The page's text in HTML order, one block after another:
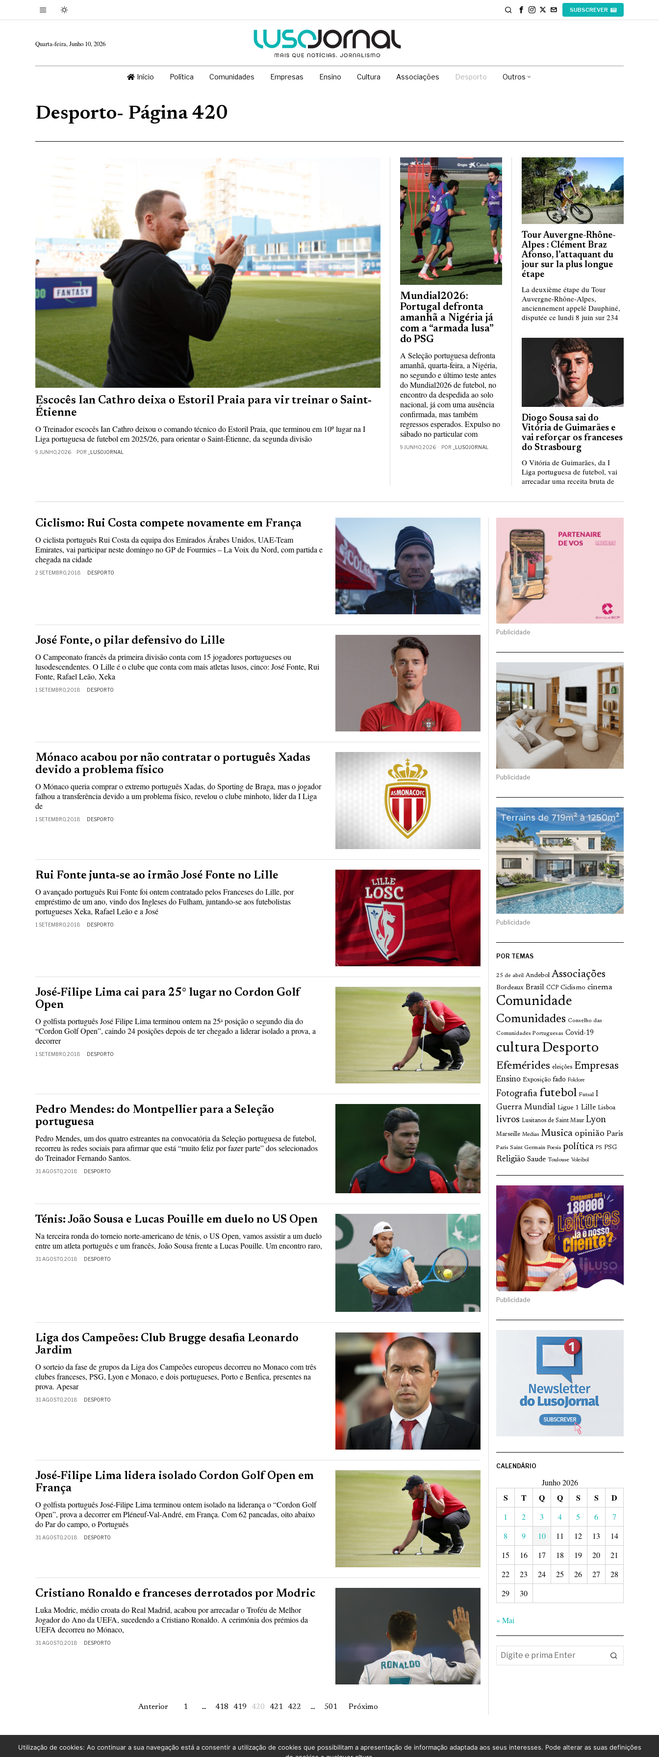
SUBSCREVER
Quarta-feira, Junho 10, 2026
Início Política Comunidades Empresas Ensino Cultura Associações Desporto Outros
Desporto- Página 420
Escocês Ian Cathro deixa o Estoril Praia para vir treinar o Saint-
Étienne
O Treinador escocês Ian Cathro deixou o comando técnico do Estoril Praia, que terminou em 10º lugar na I
Liga portuguesa de futebol em 2025/26, para orientar o Saint-Étienne, da segunda divisão
9 JUNHO, 2026 POR _LUSOJORNAL
Mundial2026:
Portugal defronta
amanhã a Nigéria já
com a “armada lusa”
do PSG
A Seleção portuguesa defronta
amanhã, quarta-feira, a Nigéria,
no segundo e último teste antes
do Mundial2026 de futebol, no
encontro da despedida ao solo
nacional, já com uma ausência
confirmada, mas também
regressos esperados. Expulso no
sábado no particular com
9 JUNHO, 2026 POR _LUSOJORNAL
Tour Auvergne-Rhône-
Alpes : Clément Braz
Afonso, l’attaquant du
jour sur la plus longue
étape
La deuxième étape du Tour
Auvergne-Rhône-Alpes,
anciennement appelé Dauphiné,
disputée ce lundi 8 juin sur 234
Diogo Sousa sai do
Vitória de Guimarães e
vai reforçar os franceses
do Strasbourg
O Vitória de Guimarães, da I
Liga portuguesa de futebol, vai
arrecadar uma receita bruta de
Ciclismo: Rui Costa compete novamente em França
O ciclista português Rui Costa da equipa dos Emirados Árabes Unidos, UAE-Team
Emirates, vai participar neste domingo no GP de Fourmies – La Voix du Nord, com partida e
chegada na cidade
2 SETEMBRO, 2018 DESPORTO
José Fonte, o pilar defensivo do Lille
O Campeonato francês da primeira divisão conta com 15 jogadores portugueses ou
lusodescendentes. O Lille é o clube que conta com mais atletas lusos, cinco: José Fonte, Rui
Fonte, Rafael Leão, Xeka
1 SETEMBRO, 2018 DESPORTO
Mónaco acabou por não contratar o português Xadas
devido a problema físico
O Mónaco queria comprar o extremo português Xadas, do Sporting de Braga, mas o jogador
falhou a transferência devido a um problema físico, revelou o clube minhoto, líder da I Liga
de
1 SETEMBRO, 2018 DESPORTO
Rui Fonte junta-se ao irmão José Fonte no Lille
O avançado português Rui Fonte foi ontem contratado pelos Franceses do Lille, por
empréstimo de um ano, vindo dos Ingleses do Fulham, juntando-se aos futebolistas
portugueses Xeka, Rafael Leão e a José
1 SETEMBRO, 2018 DESPORTO
José-Filipe Lima cai para 25° lugar no Cordon Golf
Open
O golfista português José Filipe Lima terminou ontem na 25ᵃ posição o segundo dia do
“Cordon Golf Open”, caindo 24 posições depois de ter chegado a liderar isolado a prova, a
decorrer
1 SETEMBRO, 2018 DESPORTO
Pedro Mendes: do Montpellier para a Seleção
portuguesa
Pedro Mendes, um dos quatro estreantes na convocatória da Seleção portuguesa de futebol,
recorreu às redes sociais para afirmar que está “muito feliz por fazer parte” dos selecionados
do Treinador Fernando Santos.
31 AGOSTO, 2018 DESPORTO
Ténis: João Sousa e Lucas Pouille em duelo no US Open
Na terceira ronda do torneio norte-americano de ténis, o US Open, vamos assistir a um duelo
entre um atleta português e um francês, João Sousa frente a Lucas Pouille. Um encontro raro,
31 AGOSTO, 2018 DESPORTO
Liga dos Campeões: Club Brugge desafia Leonardo
Jardim
O sorteio da fase de grupos da Liga dos Campeões europeus decorreu no Monaco com três
clubes franceses, PSG, Lyon e Monaco, e dois portugueses, Porto e Benfica, presentes na
prova. Apesar
31 AGOSTO, 2018 DESPORTO
José-Filipe Lima lidera isolado Cordon Golf Open em
França
O golfista português José-Filipe Lima terminou ontem isolado na liderança o “Cordon Golf
Open”, prova a decorrer em Pléneuf-Val-André, em França. Com 62 pancadas, oito abaixo
do Par do campo, o Português
31 AGOSTO, 2018 DESPORTO
Cristiano Ronaldo e franceses derrotados por Modric
Luka Modric, médio croata do Real Madrid, acabou por arrecadar o Troféu de Melhor
Jogador do Ano da UEFA, sucedendo a Cristiano Ronaldo. A cerimónia dos prémios da
UEFA decorreu no Mónaco,
31 AGOSTO, 2018 DESPORTO
Anterior 1 … 418 419 420 421 422 … 501 Próximo
Publicidade
Publicidade
Publicidade
POR TEMAS
25 de abril Andebol Associações
Bordeaux Brasil CCP Ciclismo cinema
Comunidade
Comunidades Conselho das
Comunidades Portuguesas Covid-19
culturaDesporto
Efemérides eleições Empresas
Ensino Exposição fado Folclore
Fotografia futebol Futsal I
Guerra Mundial Ligue 1 Lille Lisboa
livros Lusitanos de Saint Maur Lyon
Marseille Medias Musica opinião Paris
Paris Saint Germain Poesia política PS PSG
Religião Saude Toulouse Voleibol
Publicidade
CALENDÁRIO
Junho 2026
S T Q Q S S D
1 2 3 4 5 6
7
8
9 10 11 12 13
14
15
16 17 18 19 20
21
22
23 24 25 26 27
28
29
30
« Mai
Utilização de cookies: Ao continuar a sua navegação está a consentir a utilização de cookies que possibilitam a apresentação de informação adaptada aos seus interesses. Pode alterar as suas definições